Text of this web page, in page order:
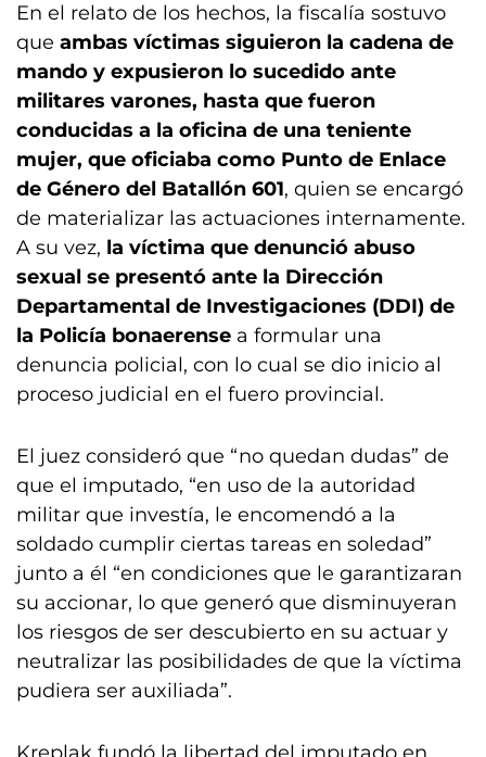
En el relato de los hechos, la fiscalía sostuvo
que ambas víctimas siguieron la cadena de
mando y expusieron lo sucedido ante
militares varones, hasta que fueron
conducidas a la oficina de una teniente
mujer, que oficiaba como Punto de Enlace
de Género del Batallón 601, quien se encargó
de materializar las actuaciones internamente.
A su vez, la víctima que denunció abuso
sexual se presentó ante la Dirección
Departamental de Investigaciones (DDI) de
la Policía bonaerense a formular una
denuncia policial, con lo cual se dio inicio al
proceso judicial en el fuero provincial.
El juez consideró que “no quedan dudas” de
que el imputado, “en uso de la autoridad
militar que investía, le encomendó a la
soldado cumplir ciertas tareas en soledad”
junto a él “en condiciones que le garantizaran
su accionar, lo que generó que disminuyeran
los riesgos de ser descubierto en su actuar y
neutralizar las posibilidades de que la víctima
pudiera ser auxiliada”.